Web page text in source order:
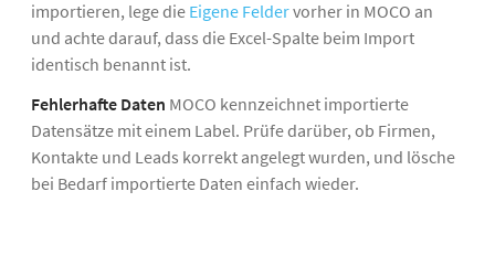
importieren, lege die Eigene Feldervorher in MOCO an
und achte darauf, dass die Excel-Spalte beim Import
identisch benannt ist.
Fehlerhafte Daten MOCO kennzeichnet importierte
Datensätze mit einem Label. Prüfe darüber, ob Firmen,
Kontakte und Leads korrekt angelegt wurden, und lösche
bei Bedarf importierte Daten einfach wieder.